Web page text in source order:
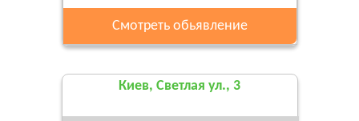
Смотреть обьявление
Киев, Светлая ул., 3